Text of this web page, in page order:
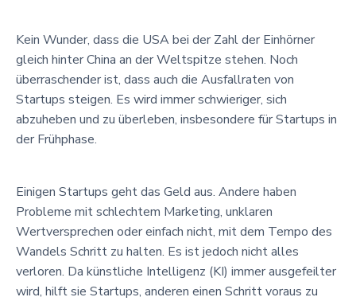
Kein Wunder, dass die USA bei der Zahl der Einhörner
gleich hinter China an der Weltspitze stehen. Noch
überraschender ist, dass auch die Ausfallraten von
Startups steigen. Es wird immer schwieriger, sich
abzuheben und zu überleben, insbesondere für Startups in
der Frühphase.
Einigen Startups geht das Geld aus. Andere haben
Probleme mit schlechtem Marketing, unklaren
Wertversprechen oder einfach nicht, mit dem Tempo des
Wandels Schritt zu halten. Es ist jedoch nicht alles
verloren. Da künstliche Intelligenz (KI) immer ausgefeilter
wird, hilft sie Startups, anderen einen Schritt voraus zu